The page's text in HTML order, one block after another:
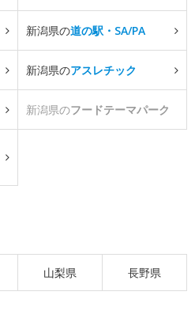
新潟県の道の駅・SA/PA
新潟県のアスレチック
新潟県のフードテーマパーク
山梨県 長野県